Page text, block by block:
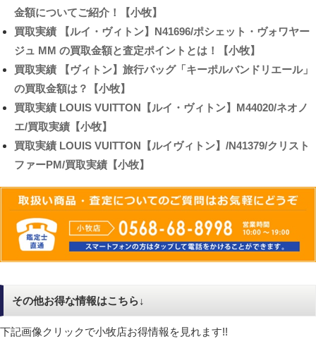
金額についてご紹介！【小牧】
買取実績 【ルイ・ヴィトン】N41696/ポシェット・ヴォワヤー
ジュ MM の買取金額と査定ポイントとは！【小牧】
買取実績 【ヴィトン】旅行バッグ「キーポルバンドリエール」
の買取金額は？【小牧】
買取実績 LOUIS VUITTON【ルイ・ヴィトン】M44020/ネオノ
エ/買取実績【小牧】
買取実績 LOUIS VUITTON【ルイヴィトン】/N41379/クリスト
ファーPM/買取実績【小牧】
その他お得な情報はこちら↓
下記画像クリックで小牧店お得情報を見れます!!